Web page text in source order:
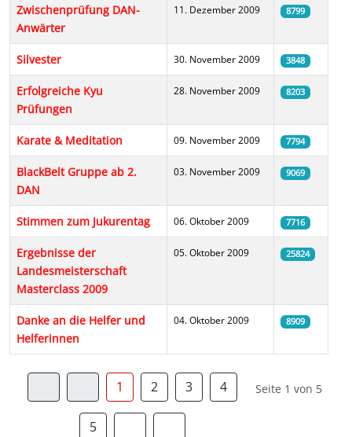
Zwischenprüfung DAN-
Anwärter
11. Dezember 2009 8799
Silvester 30. November 2009 3848
Erfolgreiche Kyu
Prüfungen
28. November 2009 8203
Karate & Meditation 09. November 2009 7794
BlackBelt Gruppe ab 2.
DAN
03. November 2009 9069
Stimmen zum Jukurentag 06. Oktober 2009 7716
Ergebnisse der
Landesmeisterschaft
Masterclass 2009
05. Oktober 2009 25824
Danke an die Helfer und
Helferinnen
04. Oktober 2009 8909
Seite 1 von 5
1 2 3 4
5